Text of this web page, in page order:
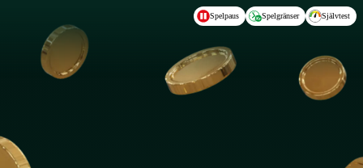
Spelpaus Spelgränser Självtest